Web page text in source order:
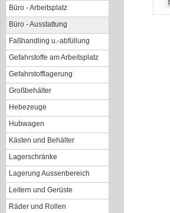
Büro - Arbeitsplatz
Büro - Ausstattung
Faßhandling u.-abfüllung
Gefahrstoffe am Arbeitsplatz
Gefahrstofflagerung
Großbehälter
Hebezeuge
Hubwagen
Kästen und Behälter
Lagerschränke
Lagerung Aussenbereich
Leitern und Gerüste
Räder und Rollen